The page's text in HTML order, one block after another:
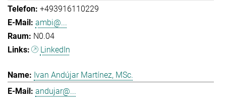
+493916110229
ambi@...
N0.04
LinkedIn
Ivan Andújar Martínez, MSc.
andujar@...